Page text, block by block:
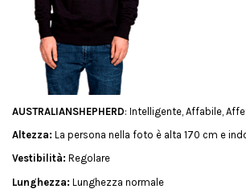
AUSTRALIANSHEPHERD: Intelligente, Affabile,
Altezza: La persona nella foto è alta 170 cm e
Vestibilità: Regolare
Lunghezza: Lunghezza normale